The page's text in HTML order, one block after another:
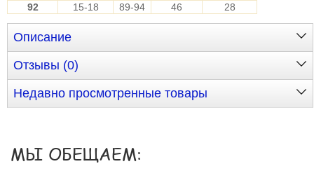
92
15-18 89-94 46 28
Описание
Отзывы (0)
Недавно просмотренные товары
МЫ ОБЕЩАЕМ: